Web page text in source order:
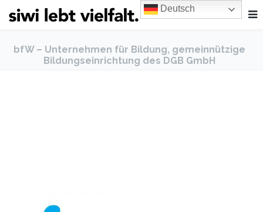
bfW – Unternehmen für Bildung, gemeinnützige
Bildungseinrichtung des DGB GmbH
Deutsch